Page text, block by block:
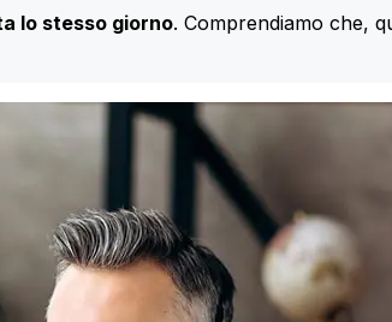
lo stesso giorno. Comprendiamo che,